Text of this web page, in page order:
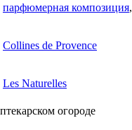
парфюмерная композиция,
Collines de Provence
Les Naturelles
огороде